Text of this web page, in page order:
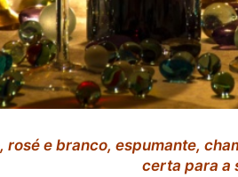
rosé e branco, espumante,
certa para a